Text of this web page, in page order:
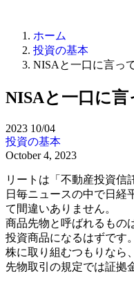
ホーム
投資の基本
NISAと一口に言っ
NISAと一口に言
2023 10/04
投資の基本
October 4, 2023
リートは「不動産投資信
日毎ニュースの中で日経
て間違いありません。
商品先物と呼ばれるもの
投資商品になるはずです。
株に取り組むつもりなら
先物取引の規定では証拠